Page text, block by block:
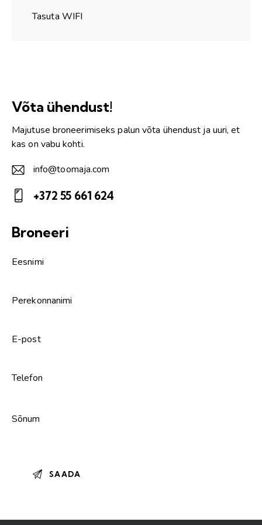
Tasuta WIFI
Võta ühendust!
Majutuse broneerimiseks palun võta ühendust ja uuri, et
kas on vabu kohti.
E-
m
info@toomaja.com
on
+372 55 661 624
Broneeri